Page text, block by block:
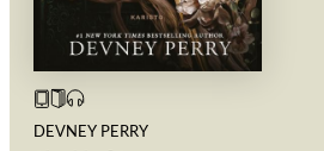
DEVNEY PERRY